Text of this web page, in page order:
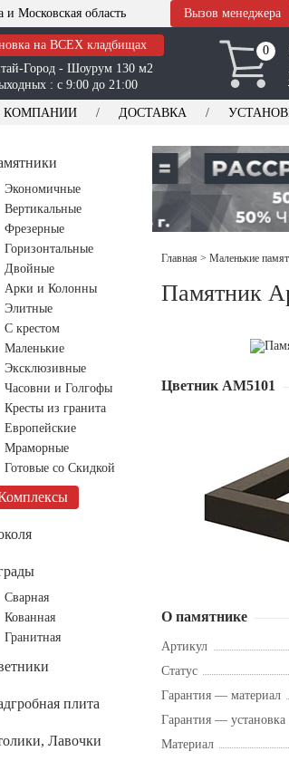
и Московская область Вызов менеджера
на ВСЕХ кладбищах
Город - Шоурум 130 м2
: с 9:00 до 21:00
0
0
КОМПАНИИ ДОСТАВКА
Экономичные
Вертикальные
Фрезерные
Горизонтальные
Двойные
Арки и Колонны
Элитные
С крестом
Маленькие
Эксклюзивные
Часовни и Голгофы
Кресты из гранита
Европейские
Мраморные
Готовые со Скидкой
Сварная
Кованная
Гранитная
плита
Лавочки
Главная > Маленькие
Памятник
Цветник АМ5101
О памятнике
Артикул
Статус
Гарантия — материал
Гарантия — установка
Материал